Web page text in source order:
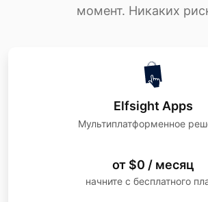
момент. Никаких
Elfsight Apps
Мультиплатформенное
от $0 / месяц
начните с бесплатного